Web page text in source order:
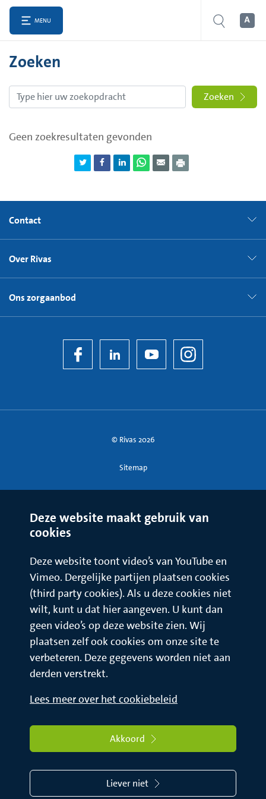
MENU
Zoeken
Zoeken
Geen zoekresultaten gevonden
Contact
Over Rivas
Ons zorgaanbod
© Rivas 2026
Sitemap
Deze website maakt gebruik van
cookies
Deze website toont video’s van YouTube en
Vimeo. Dergelijke partijen plaatsen cookies
(third party cookies). Als u deze cookies niet
wilt, kunt u dat hier aangeven. U kunt dan
geen video’s op deze website zien. Wij
plaatsen zelf ook cookies om onze site te
verbeteren. Deze gegevens worden niet aan
derden verstrekt.
Lees meer over het cookiebeleid
Akkoord
Liever niet